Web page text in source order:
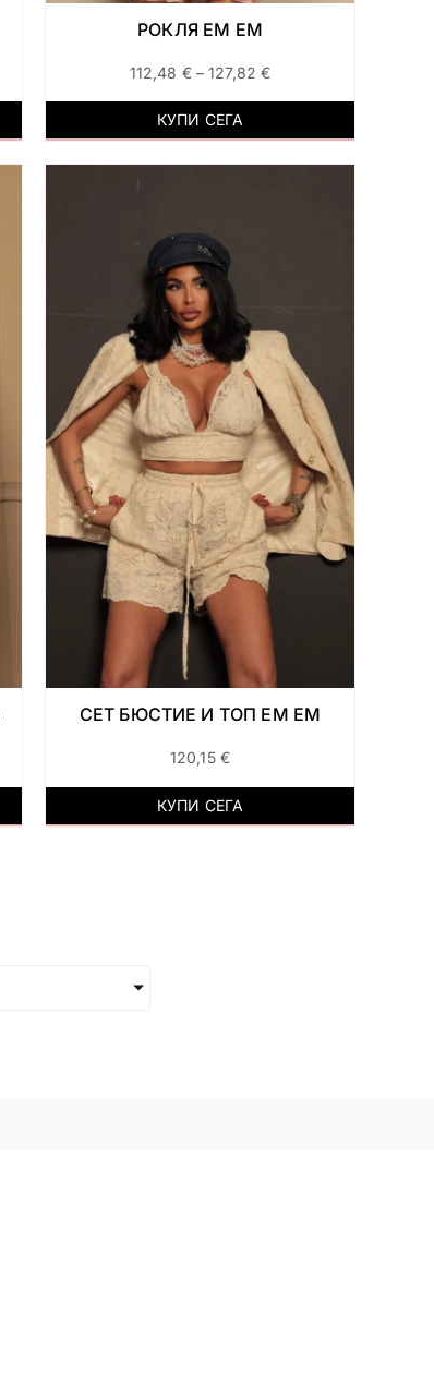
РОКЛЯ ЕМ ЕМ
112,48 € – 127,82€
КУПИ СЕГА
СЕТ БЮСТИЕ И ТОП ЕМ ЕМ
120,15 €
КУПИ СЕГА